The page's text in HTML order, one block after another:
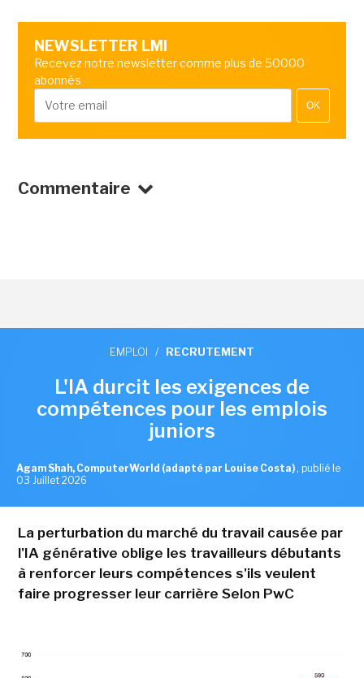
NEWSLETTER LMI
Recevez notre newsletter comme plus de 50000
abonnés
OK
Commentaire
EMPLOI / RECRUTEMENT
L'IA durcit les exigences de
compétences pour les emplois
juniors
Agam Shah, ComputerWorld (adapté par Louise Costa) , publié le
03 Juillet 2026
La perturbation du marché du travail causée par
l'IA générative oblige les travailleurs débutants
à renforcer leurs compétences s'ils veulent
faire progresser leur carrière Selon PwC